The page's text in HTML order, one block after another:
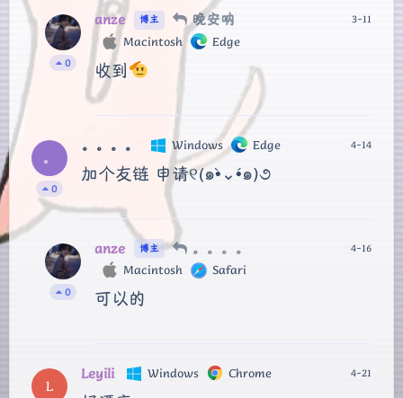
0
anze 博主 晚安呐
Macintosh Edge
3-11
收到
。
0
。。。。 Windows Edge 4-14
加个友链 申请୧(๑•̀⌄•́๑)૭
0
anze 博主 。。。。
Macintosh Safari
4-16
可以的
L
Leyili Windows Chrome 4-21